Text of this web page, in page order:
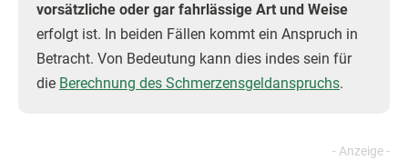
vorsätzliche oder gar fahrlässige Art und Weise
erfolgt ist. In beiden Fällen kommt ein Anspruch in
Betracht. Von Bedeutung kann dies indes sein für
die Berechnung des Schmerzensgeldanspruchs.